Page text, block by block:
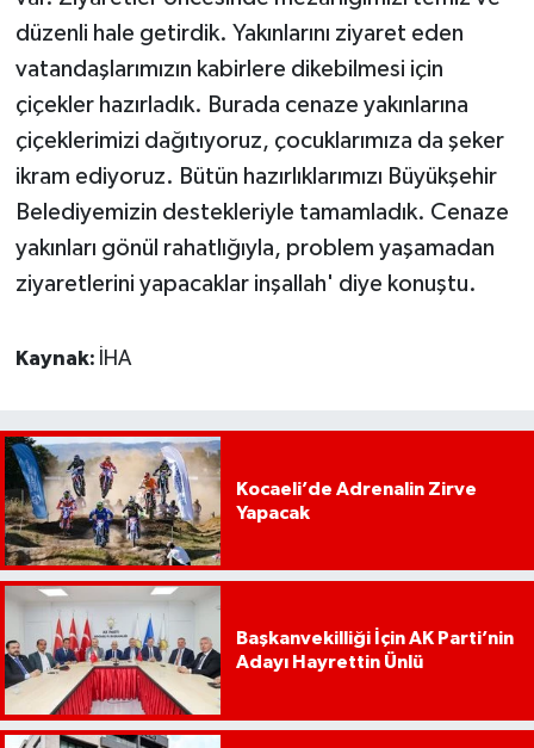
düzenli hale getirdik. Yakınlarını ziyaret eden
vatandaşlarımızın kabirlere dikebilmesi için
çiçekler hazırladık. Burada cenaze yakınlarına
çiçeklerimizi dağıtıyoruz, çocuklarımıza da şeker
ikram ediyoruz. Bütün hazırlıklarımızı Büyükşehir
Belediyemizin destekleriyle tamamladık. Cenaze
yakınları gönül rahatlığıyla, problem yaşamadan
ziyaretlerini yapacaklar inşallah' diye konuştu.
Kaynak: İHA
Kocaeli’de Adrenalin Zirve
Yapacak
Başkanvekilliği İçin AK Parti’nin
Adayı Hayrettin Ünlü